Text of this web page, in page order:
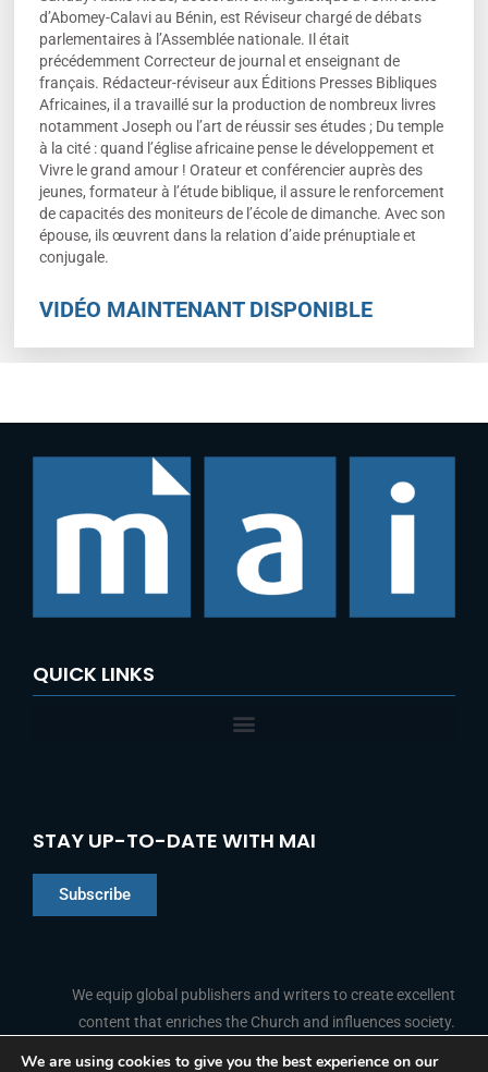
d’Abomey-Calavi au Bénin, est Réviseur chargé de débats
parlementaires à l’Assemblée nationale. Il était
précédemment Correcteur de journal et enseignant de
français. Rédacteur-réviseur aux Éditions Presses Bibliques
Africaines, il a travaillé sur la production de nombreux livres
notamment Joseph ou l’art de réussir ses études ; Du temple
à la cité : quand l’église africaine pense le développement et
Vivre le grand amour ! Orateur et conférencier auprès des
jeunes, formateur à l’étude biblique, il assure le renforcement
de capacités des moniteurs de l’école de dimanche. Avec son
épouse, ils œuvrent dans la relation d’aide prénuptiale et
conjugale.
VIDÉO MAINTENANT DISPONIBLE
QUICK LINKS
STAY UP-TO-DATE WITH MAI
Subscribe
We equip global publishers and writers to create excellent
content that enriches the Church and influences society.
We are using cookies to give you the best experience on our
Portuguese
Arabic
Indonesian